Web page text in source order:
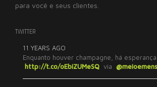
para você e seus clientes.
TWITTER
11 YEARS AGO
Enquanto houver champagne, há
http://t.co/oEbiZUMeSQ via